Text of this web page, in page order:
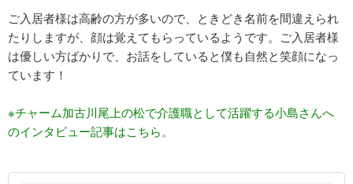
ご入居者様は高齢の方が多いので、ときどき名前を間違えられ
たりしますが、顔は覚えてもらっているようです。ご入居者様
は優しい方ばかりで、お話をしていると僕も自然と笑顔になっ
ています！
※チャーム加古川尾上の松で介護職として活躍する小島さんへ
のインタビュー記事はこちら。